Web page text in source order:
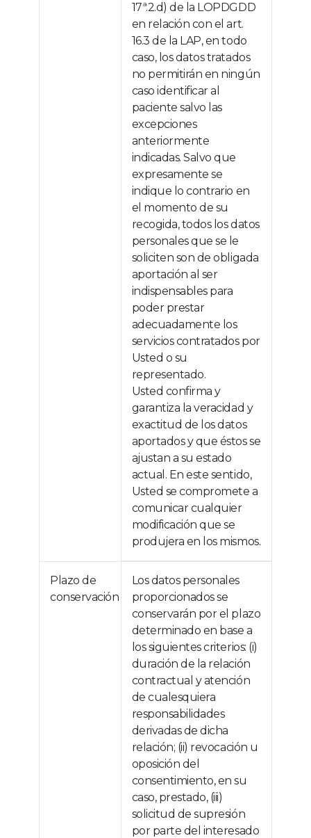
17ª.2.d) de la LOPDGDD
en relación con el art.
16.3 de la LAP, en todo
caso, los datos tratados
no permitirán en ningún
caso identificar al
paciente salvo las
excepciones
anteriormente
indicadas. Salvo que
expresamente se
indique lo contrario en
el momento de su
recogida, todos los datos
personales que se le
soliciten son de obligada
aportación al ser
indispensables para
poder prestar
adecuadamente los
servicios contratados por
Usted o su
representado.
Usted confirma y
garantiza la veracidad y
exactitud de los datos
aportados y que éstos se
ajustan a su estado
actual. En este sentido,
Usted se compromete a
comunicar cualquier
modificación que se
produjera en los mismos.
Plazo de
conservación
Los datos personales
proporcionados se
conservarán por el plazo
determinado en base a
los siguientes criterios: (i)
duración de la relación
contractual y atención
de cualesquiera
responsabilidades
derivadas de dicha
relación; (ii) revocación u
oposición del
consentimiento, en su
caso, prestado, (iii)
solicitud de supresión
por parte del interesado